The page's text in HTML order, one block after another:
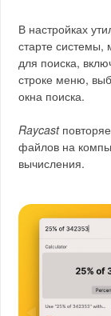
В настройках
старте системы,
для поиска,
строке меню,
окна поиска.
Raycast
файлов на
вычисления.